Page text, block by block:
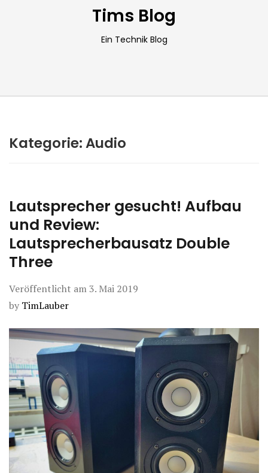
Tims Blog
Ein Technik Blog
Kategorie:Audio
Lautsprecher gesucht! Aufbau
und Review:
Lautsprecherbausatz Double
Three
Veröffentlicht am 3. Mai 2019
by TimLauber